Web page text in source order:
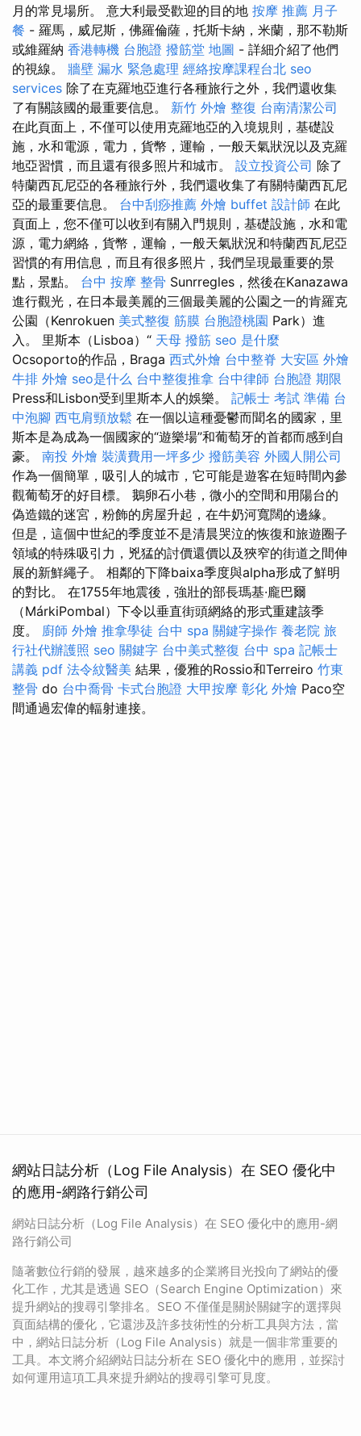
月的常見場所。 意大利最受歡迎的目的地 按摩 推薦 月子
餐 - 羅馬，威尼斯，佛羅倫薩，托斯卡納，米蘭，那不勒斯
或維羅納 香港轉機 台胞證 撥筋堂 地圖 - 詳細介紹了他們
的視線。 牆壁 漏水 緊急處理 經絡按摩課程台北 seo
services 除了在克羅地亞進行各種旅行之外，我們還收集
了有關該國的最重要信息。 新竹 外燴 整復 台南清潔公司
在此頁面上，不僅可以使用克羅地亞的入境規則，基礎設
施，水和電源，電力，貨幣，運輸，一般天氣狀況以及克羅
地亞習慣，而且還有很多照片和城市。 設立投資公司 除了
特蘭西瓦尼亞的各種旅行外，我們還收集了有關特蘭西瓦尼
亞的最重要信息。 台中刮痧推薦 外燴 buffet 設計師 在此
頁面上，您不僅可以收到有關入門規則，基礎設施，水和電
源，電力網絡，貨幣，運輸，一般天氣狀況和特蘭西瓦尼亞
習慣的有用信息，而且有很多照片，我們呈現最重要的景
點，景點。 台中 按摩 整骨 Sunrregles，然後在Kanazawa
進行觀光，在日本最美麗的三個最美麗的公園之一的肯羅克
公園（Kenrokuen 美式整復 筋膜 台胞證桃園 Park）進
入。 里斯本（Lisboa）“ 天母 撥筋 seo 是什麼
Ocsoporto的作品，Braga 西式外燴 台中整脊 大安區 外燴
牛排 外燴 seo是什么 台中整復推拿 台中律師 台胞證 期限
Press和Lisbon受到里斯本人的娛樂。 記帳士 考試 準備 台
中泡腳 西屯肩頸放鬆 在一個以這種憂鬱而聞名的國家，里
斯本是為成為一個國家的“遊樂場”和葡萄牙的首都而感到自
豪。 南投 外燴 裝潢費用一坪多少 撥筋美容 外國人開公司
作為一個簡單，吸引人的城市，它可能是遊客在短時間內參
觀葡萄牙的好目標。 鵝卵石小巷，微小的空間和用陽台的
偽造鐵的迷宮，粉飾的房屋升起，在牛奶河寬闊的邊緣。
但是，這個中世紀的季度並不是清晨哭泣的恢復和旅遊圈子
領域的特殊吸引力，兇猛的討價還價以及狹窄的街道之間伸
展的新鮮繩子。 相鄰的下降baixa季度與alpha形成了鮮明
的對比。 在1755年地震後，強壯的部長瑪基·龐巴爾
（MárkiPombal）下令以垂直街頭網絡的形式重建該季
度。 廚師 外燴 推拿學徒 台中 spa 關鍵字操作 養老院 旅
行社代辦護照 seo 關鍵字 台中美式整復 台中 spa 記帳士
講義 pdf 法令紋醫美 結果，優雅的Rossio和Terreiro 竹東
整骨 do 台中喬骨 卡式台胞證 大甲按摩 彰化 外燴 Paco空
間通過宏偉的輻射連接。
網站日誌分析（Log File Analysis）在 SEO 優化中
的應用-網路行銷公司
網站日誌分析（Log File Analysis）在 SEO 優化中的應用-網
路行銷公司
隨著數位行銷的發展，越來越多的企業將目光投向了網站的優
化工作，尤其是透過 SEO（Search Engine Optimization）來
提升網站的搜尋引擎排名。SEO 不僅僅是關於關鍵字的選擇與
頁面結構的優化，它還涉及許多技術性的分析工具與方法，當
中，網站日誌分析（Log File Analysis）就是一個非常重要的
工具。本文將介紹網站日誌分析在 SEO 優化中的應用，並探討
如何運用這項工具來提升網站的搜尋引擎可見度。